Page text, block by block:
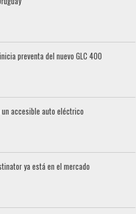
preventa del nuevo GLC 400
accesible auto eléctrico
ya está en el mercado